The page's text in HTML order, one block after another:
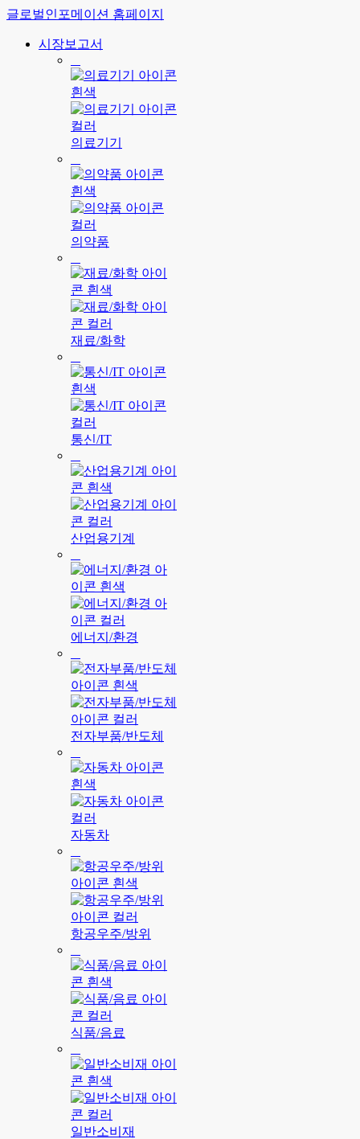
글로벌인포메이션 홈페이지
시장보고서
의료기기
의약품
재료/화학
통신/IT
산업용기계
에너지/환경
전자부품/반도체
자동차
항공우주/방위
식품/음료
일반소비재